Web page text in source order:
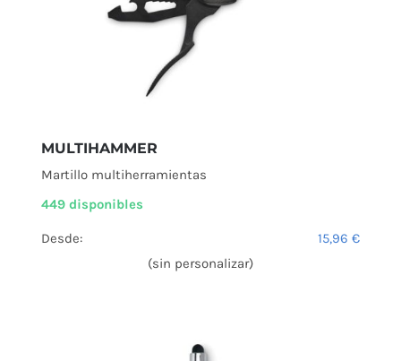
MULTIHAMMER
Martillo multiherramientas
449 disponibles
Desde: 15,96 €
(sin personalizar)